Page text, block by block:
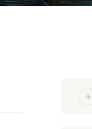
arrow_forward